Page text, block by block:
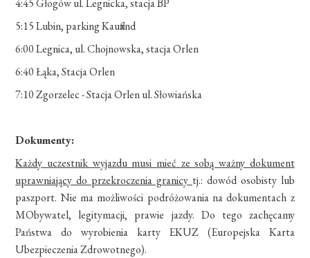
4:45 Głogów ul. Legnicka, stacja BP
5:15 Lubin, parking Kaufland
6:00 Legnica, ul. Chojnowska, stacja Orlen
6:40 Łąka, Stacja Orlen
7:10 Zgorzelec - Stacja Orlen ul. Słowiańska
Dokumenty:
Każdy uczestnik wyjazdu musi mieć ze sobą ważny dokument
uprawniający do przekroczenia granicy tj.: dowód osobisty lub
paszport. Nie ma możliwości podróżowania na dokumentach z
MObywatel, legitymacji, prawie jazdy. Do tego zachęcamy
Państwa do wyrobienia karty EKUZ (Europejska Karta
Ubezpieczenia Zdrowotnego).